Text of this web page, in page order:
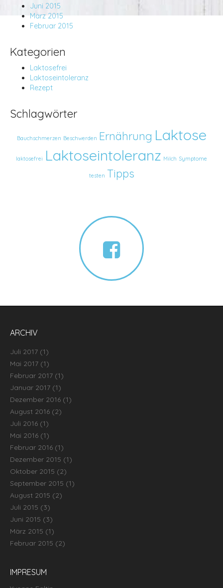
Juni 2015
März 2015
Februar 2015
Kategorien
Laktosefrei
Laktoseintoleranz
Rezept
Schlagwörter
Bauchschmerzen Beschwerden Ernährung Laktose
laktosefrei Laktoseintoleranz Milch Symptome
testen Tipps
ARCHIV
Juli 2017 (1)
Mai 2017 (1)
Februar 2017 (1)
Januar 2017 (1)
Dezember 2016 (1)
August 2016 (2)
Juli 2016 (1)
Mai 2016 (1)
Februar 2016 (1)
Dezember 2015 (1)
Oktober 2015 (2)
September 2015 (1)
August 2015 (2)
Juli 2015 (3)
Juni 2015 (3)
März 2015 (1)
Februar 2015 (2)
IMPRESUM